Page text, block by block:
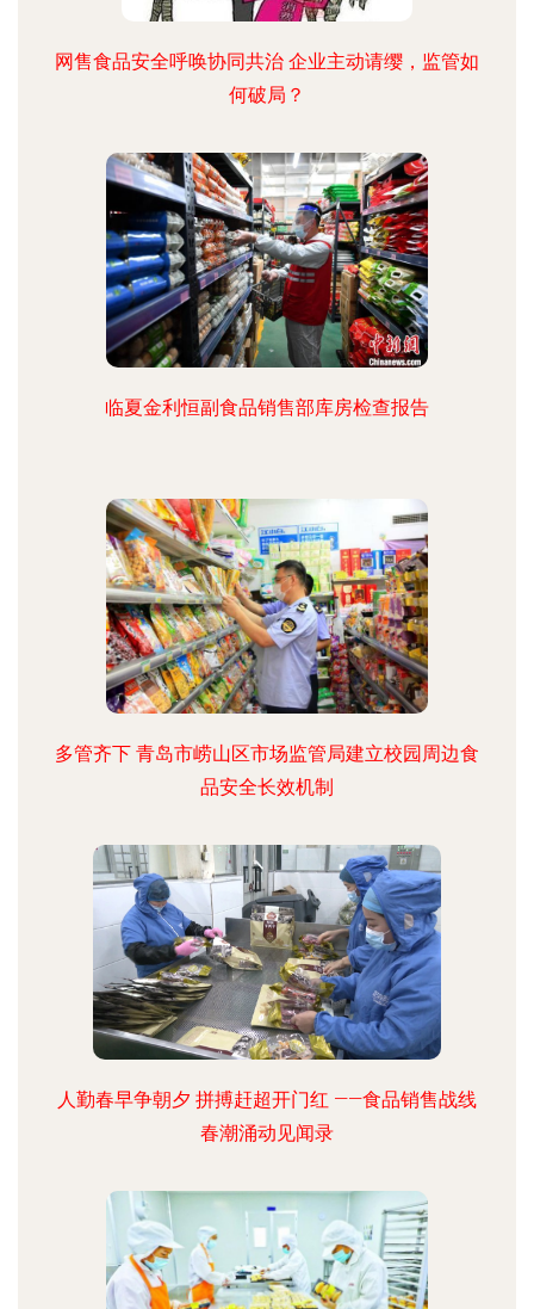
网售食品安全呼唤协同共治 企业主动请缨，监管如
何破局？
临夏金利恒副食品销售部库房检查报告
多管齐下 青岛市崂山区市场监管局建立校园周边食
品安全长效机制
人勤春早争朝夕 拼搏赶超开门红 ——食品销售战线
春潮涌动见闻录